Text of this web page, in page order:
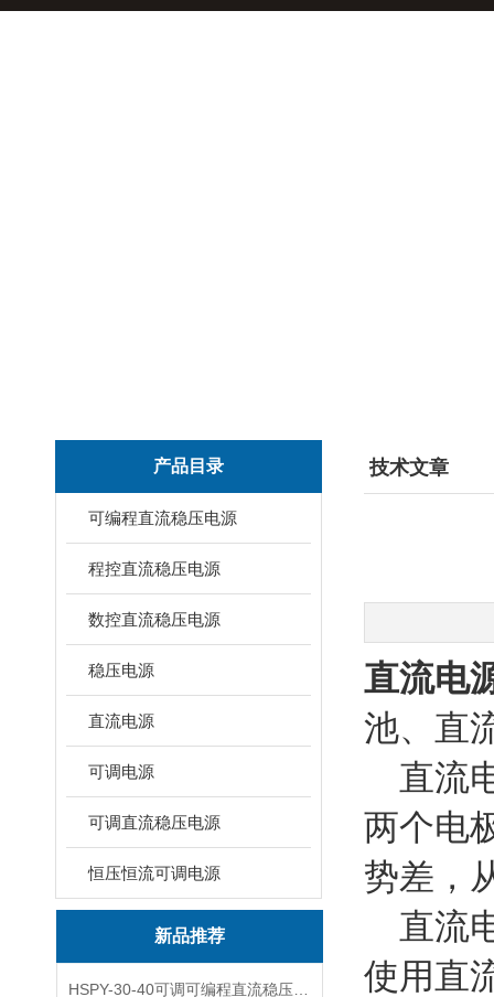
产品目录
可编程直流稳压电源
程控直流稳压电源
数控直流稳压电源
稳压电源
直流电源
可调电源
可调直流稳压电源
恒压恒流可调电源
新品推荐
技术文章
直流电
池、直
直流
两个电
势差，
直流
使用直